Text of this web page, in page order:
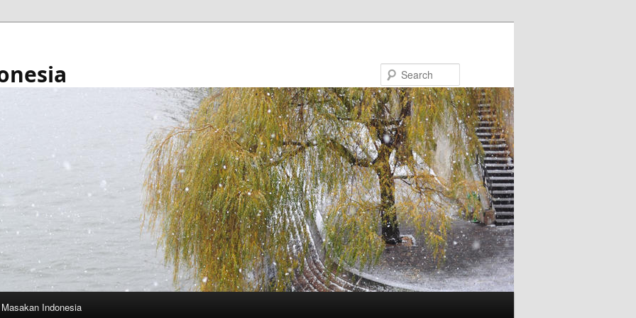
Masakan Indonesia